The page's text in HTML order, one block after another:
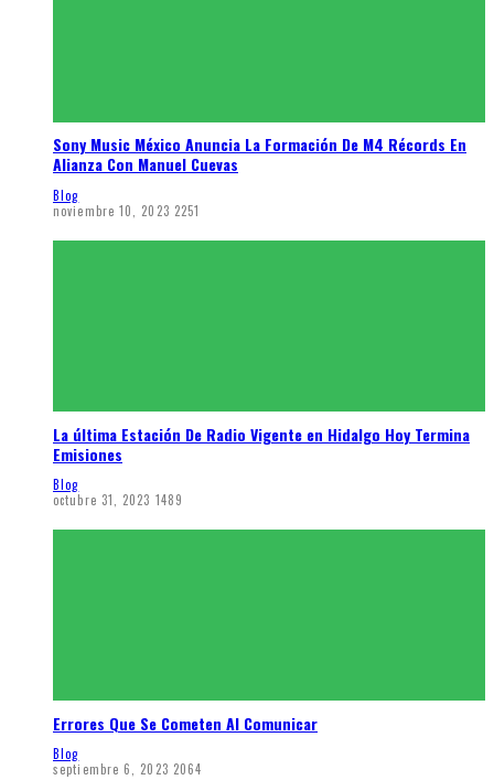
Sony Music México Anuncia La Formación De M4 Récords En
Alianza Con Manuel Cuevas
Blog
noviembre 10, 2023 2251
La última Estación De Radio Vigente en Hidalgo Hoy Termina
Emisiones
Blog
octubre 31, 2023 1489
Errores Que Se Cometen Al Comunicar
Blog
septiembre 6, 2023 2064